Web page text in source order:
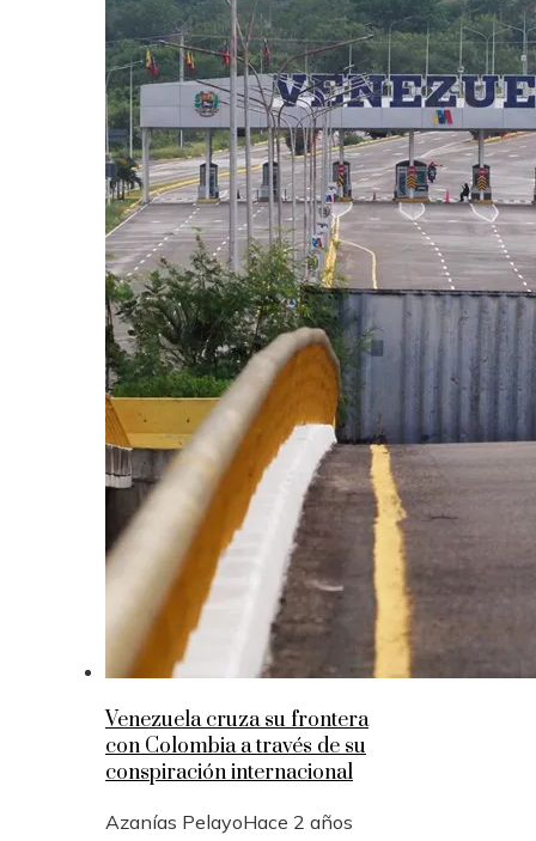
Venezuela cruza su frontera
con Colombia a través de su
conspiración internacional
Azanías PelayoHace 2 años